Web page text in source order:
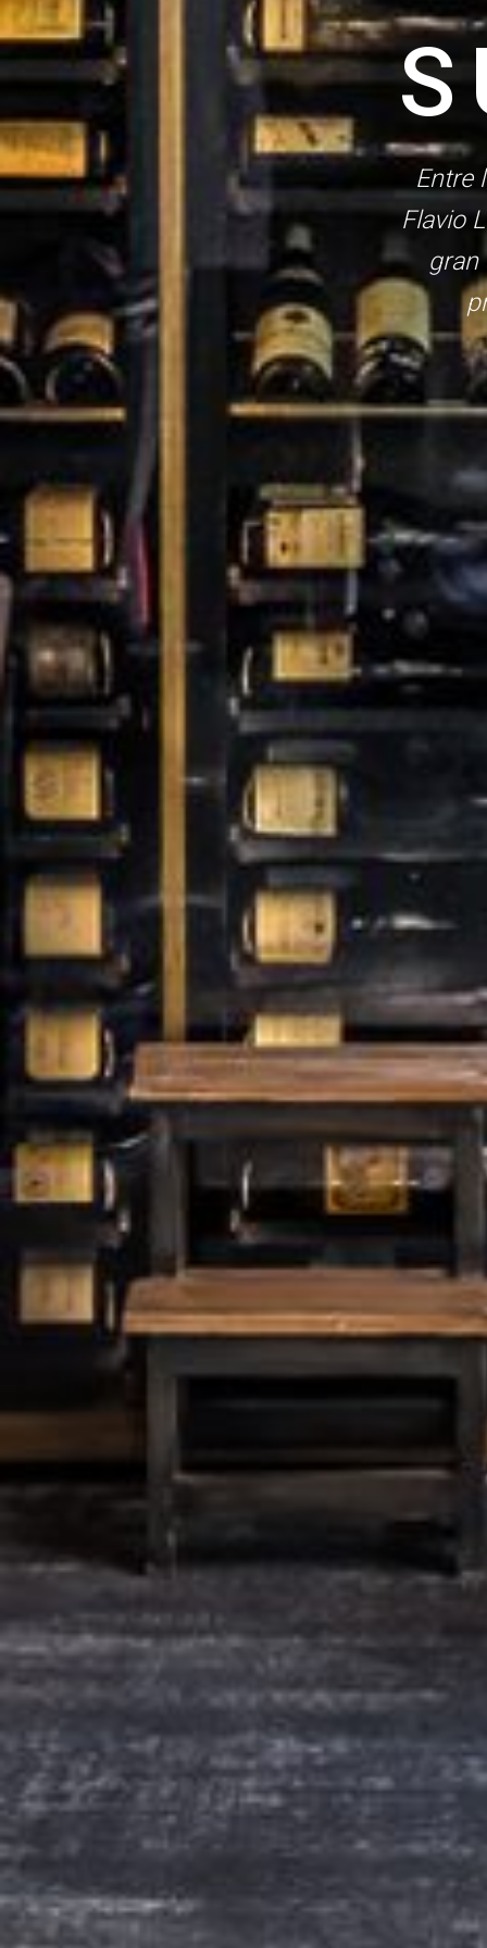
Entre
Flavio
gran